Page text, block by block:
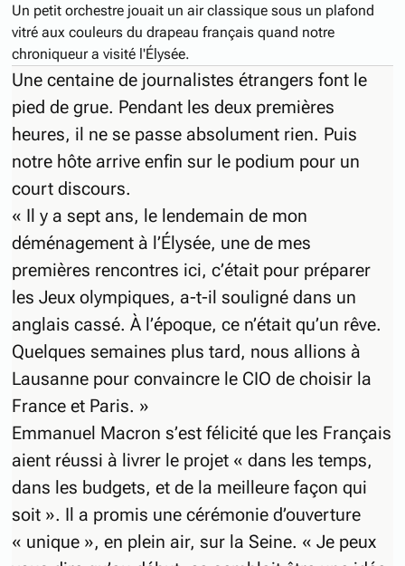
Un petit orchestre jouait un air classique sous un plafond
vitré aux couleurs du drapeau français quand notre
chroniqueur a visité l'Élysée.
Une centaine de journalistes étrangers font le
pied de grue. Pendant les deux premières
heures, il ne se passe absolument rien. Puis
notre hôte arrive enfin sur le podium pour un
court discours.
« Il y a sept ans, le lendemain de mon
déménagement à l’Élysée, une de mes
premières rencontres ici, c’était pour préparer
les Jeux olympiques, a-t-il souligné dans un
anglais cassé. À l’époque, ce n’était qu’un rêve.
Quelques semaines plus tard, nous allions à
Lausanne pour convaincre le CIO de choisir la
France et Paris. »
Emmanuel Macron s’est félicité que les Français
aient réussi à livrer le projet « dans les temps,
dans les budgets, et de la meilleure façon qui
soit ». Il a promis une cérémonie d’ouverture
« unique », en plein air, sur la Seine. « Je peux